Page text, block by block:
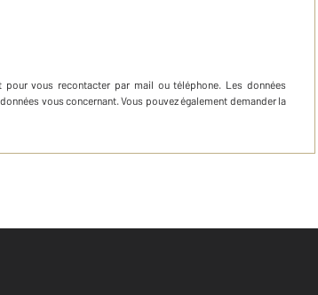
vous recontacter par mail ou téléphone
Les données
vous concernant. Vous pouvez également demander la